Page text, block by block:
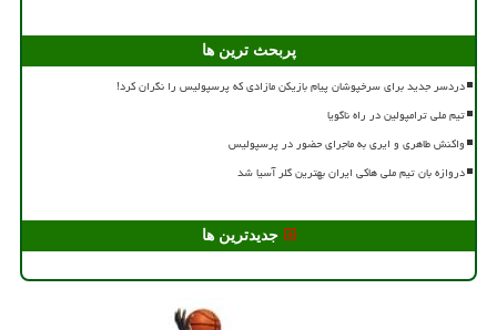
پربحث ترین ها
دردسر جدید برای سرخپوشان پیام بازیکن مازادی که پرسپولیس را نگران کرد!
تیم ملی ترامپولین در راه ناگویا
واکنش طاهری و ایری به ماجرای حضور در پرسپولیس
دروازه بان تیم ملی هاکی ایران بهترین گلر آسیا شد
جدیدترین ها